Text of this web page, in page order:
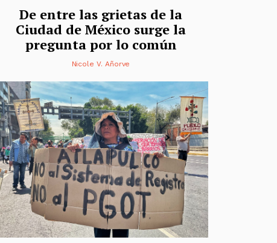
De entre las grietas de la
Ciudad de México surge la
pregunta por lo común
Nicole V. Añorve